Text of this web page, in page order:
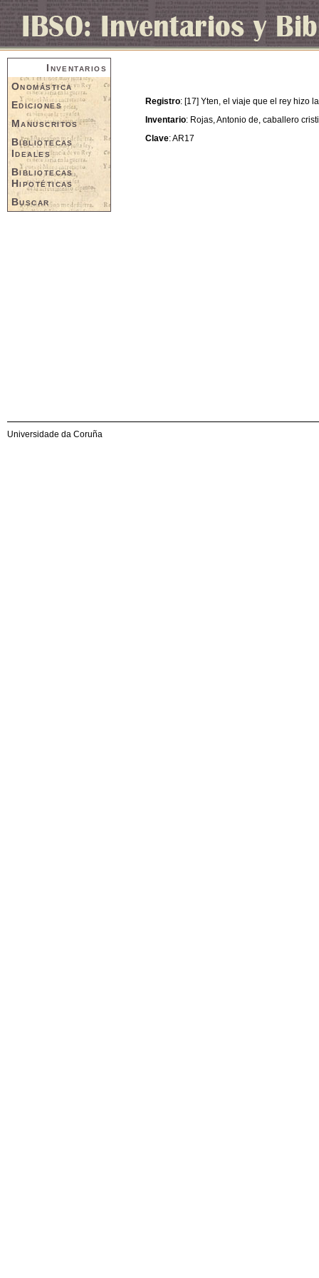
Inventarios
Onomástica
Ediciones
Manuscritos
Bibliotecas
Ideales
Bibliotecas
Hipotéticas
Buscar
Registro: [17] Yten, el viaje que el rey hizo
Inventario: Rojas, Antonio de, caballero
Clave: AR17
Universidade da Coruña